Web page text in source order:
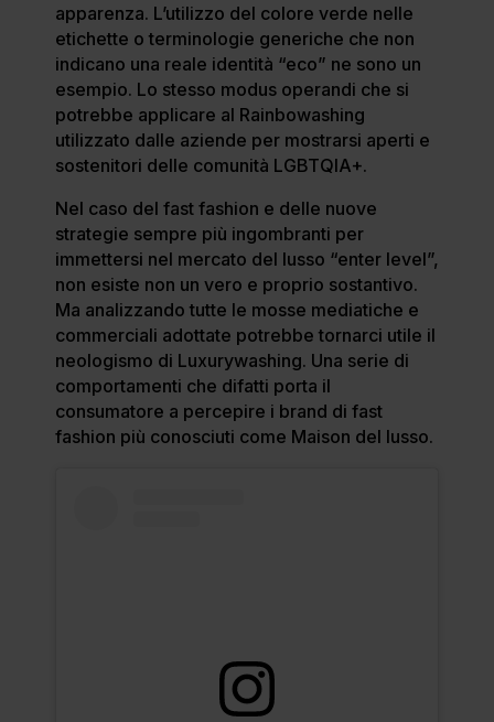
apparenza. L’utilizzo del colore verde nelle
etichette o terminologie generiche che non
indicano una reale identità “eco” ne sono un
esempio. Lo stesso modus operandi che si
potrebbe applicare al Rainbowashing
utilizzato dalle aziende per mostrarsi aperti e
sostenitori delle comunità LGBTQIA+.
Nel caso del fast fashion e delle nuove
strategie sempre più ingombranti per
immettersi nel mercato del lusso “enter level”,
non esiste non un vero e proprio sostantivo.
Ma analizzando tutte le mosse mediatiche e
commerciali adottate potrebbe tornarci utile il
neologismo di Luxurywashing. Una serie di
comportamenti che difatti porta il
consumatore a percepire i brand di fast
fashion più conosciuti come Maison del lusso.